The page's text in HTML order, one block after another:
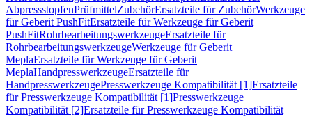
AbpressstopfenPrüfmittelZubehörErsatzteile für ZubehörWerkzeuge
für Geberit PushFitErsatzteile für Werkzeuge für Geberit
PushFitRohrbearbeitungswerkzeugeErsatzteile für
RohrbearbeitungswerkzeugeWerkzeuge für Geberit
MeplaErsatzteile für Werkzeuge für Geberit
MeplaHandpresswerkzeugeErsatzteile für
HandpresswerkzeugePresswerkzeuge Kompatibilität [1]Ersatzteile
für Presswerkzeuge Kompatibilität [1]Presswerkzeuge
Kompatibilität [2]Ersatzteile für Presswerkzeuge Kompatibilität